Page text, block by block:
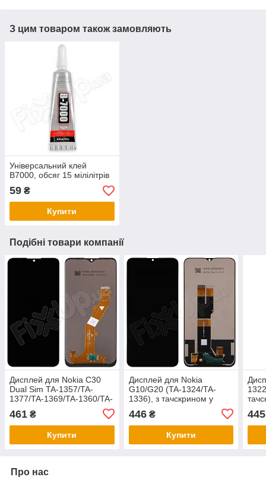
З цим товаром також замовляють
Універсальний клей
B7000, обсяг 15 мілілітрів
59 ₴
Купити
Подібні товари компанії
Дисплей для Nokia C30
Dual Sim TA-1357/TA-
1377/TA-1369/TA-1360/TA-
зборі, колір чорний
461 ₴
Купити
Дисплей для Nokia
G10/G20 (TA-1324/TA-
1336), з тачскрином у
446₴
Купити
445
Про нас